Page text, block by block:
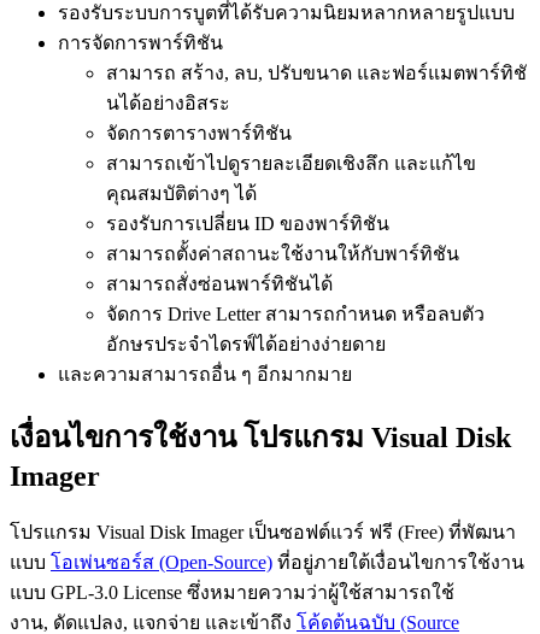
รองรับระบบการบูตที่ได้รับความนิยมหลากหลายรูปแบบ
การจัดการพาร์ทิชัน
สามารถ สร้าง, ลบ, ปรับขนาด และฟอร์แมตพาร์ทิชั
นได้อย่างอิสระ
จัดการตารางพาร์ทิชัน
สามารถเข้าไปดูรายละเอียดเชิงลึก และแก้ไข
คุณสมบัติต่างๆ ได้
รองรับการเปลี่ยน ID ของพาร์ทิชัน
สามารถตั้งค่าสถานะใช้งานให้กับพาร์ทิชัน
สามารถสั่งซ่อนพาร์ทิชันได้
จัดการ Drive Letter สามารถกำหนด หรือลบตัว
อักษรประจำไดรฟ์ได้อย่างง่ายดาย
และความสามารถอื่น ๆ อีกมากมาย
เงื่อนไขการใช้งาน โปรแกรม Visual Disk
Imager
โปรแกรม Visual Disk Imager เป็นซอฟต์แวร์ ฟรี (Free) ที่พัฒนา
แบบ โอเพ่นซอร์ส (Open-Source) ที่อยู่ภายใต้เงื่อนไขการใช้งาน
แบบ GPL-3.0 License ซึ่งหมายความว่าผู้ใช้สามารถใช้
งาน, ดัดแปลง, แจกจ่าย และเข้าถึง โค้ดต้นฉบับ (Source